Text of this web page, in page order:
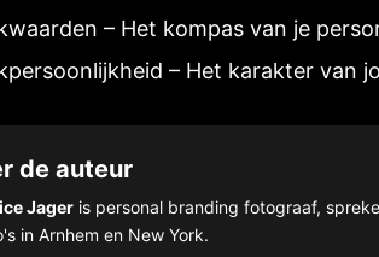
– Het kompas van je
– Het karakter van
de auteur
Jager is personal branding fotograaf,
in Arnhem en New York.